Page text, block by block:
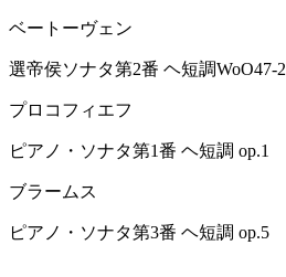
ベートーヴェン
選帝侯ソナタ第2番 ヘ短調WoO47-2
プロコフィエフ
ピアノ・ソナタ第1番 ヘ短調 op.1
ブラームス
ピアノ・ソナタ第3番 ヘ短調 op.5